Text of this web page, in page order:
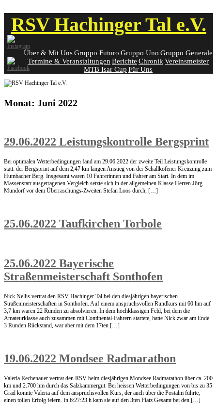
content
RSV Hachinger Tal e.V.
Über & Mit UnsGruppo Futuro Gruppo Uno Gruppo Generale
Termine & Veranstaltungen Berichte Chronik Vereinsmeister
MTB Isar Cup Für Uns
Monat: Juni 2022
29.06.2022 Leistungskontrolle Bergsprint
Bei optimalen Wetterbedingungen fand am 29.06.2022 der zweite Teil Leistungskontrolle
statt: der Bergsprint auf dem 2,47 km langen Anstieg von der Schallkofener Kreuzung zum
Humbacher Berg. Insgesamt waren 10 Fahrerinnen und Fahrer am Start. In dem im
Massenstart ausgetragenen Vergleich setzte sich in der allgemeinen Klasse Herren Jörg
Mundorf vor dem Überraschungs-Zweiten Stefan Loos durch, […]
25.06.2022 Taufkirchen Torbole
25.06.2022 Bayerische
Straßenmeisterschaft Sonthofen
Nick Nellis vertrat den RSV Hachinger Tal bei den diesjährigen bayerischen
Straßenmeisterschaften in Sonthofen. Auf einem anspruchsvollen Rundkurs mit 60 hm auf
3,7 km waren 22 Runden zu absolvieren. In dem hochklassigen Feld, bei dem die
Amateurklasse auch zusammen mit Continental-Fahrern startete, hatte Nick zwar am Ende
3 Runden Rückstand, war aber mit dem 17ten […]
19.06.2022 Mondsee Radmarathon
Valeria Rechenauer vertrat den RSV beim diesjährigen Mondsee Radmarathon über ca. 200
km und 2.700 hm durch das Salzkammergut. Bei heissen Wetterbedingungen von bis zu 35
Grad konnte Valeria auf dem anspruchsvollen Kurs, der auch über die Postalm führte,
einen tollen Erfolg feiern. In 6:27:23 h kam sie auf den 3ten Platz Gesamt bei den […]